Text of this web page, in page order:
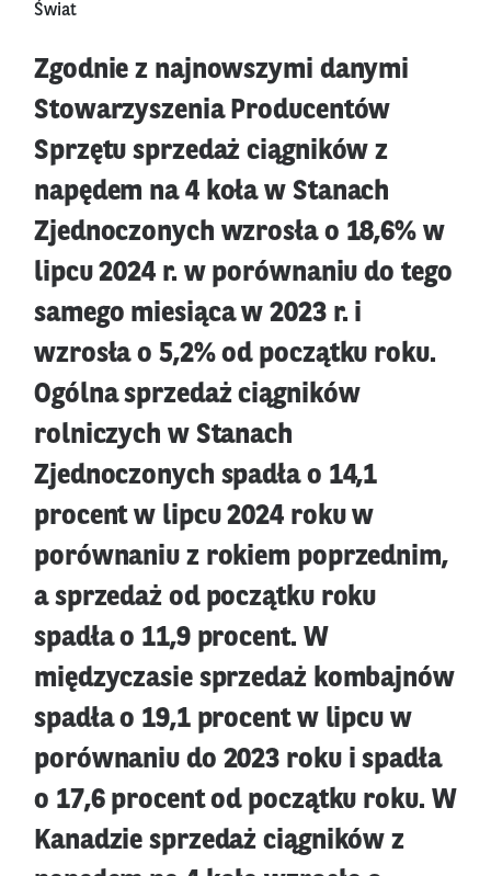
Świat
Zgodnie z najnowszymi danymi
Stowarzyszenia Producentów
Sprzętu sprzedaż ciągników z
napędem na 4 koła w Stanach
Zjednoczonych wzrosła o 18,6% w
lipcu 2024 r. w porównaniu do tego
samego miesiąca w 2023 r. i
wzrosła o 5,2% od początku roku.
Ogólna sprzedaż ciągników
rolniczych w Stanach
Zjednoczonych spadła o 14,1
procent w lipcu 2024 roku w
porównaniu z rokiem poprzednim,
a sprzedaż od początku roku
spadła o 11,9 procent. W
międzyczasie sprzedaż kombajnów
spadła o 19,1 procent w lipcu w
porównaniu do 2023 roku i spadła
o 17,6 procent od początku roku. W
Kanadzie sprzedaż ciągników z